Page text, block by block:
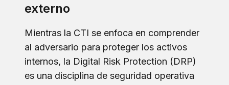
externo
Mientras la CTI se enfoca en comprender
al adversario para proteger los activos
internos, la Digital Risk Protection (DRP)
es una disciplina de seguridad operativa